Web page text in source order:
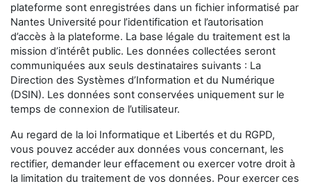
plateforme sont enregistrées dans un fichier informatisé par
Nantes Université pour l’identification et l’autorisation
d’accès à la plateforme. La base légale du traitement est la
mission d’intérêt public. Les données collectées seront
communiquées aux seuls destinataires suivants : La
Direction des Systèmes d’Information et du Numérique
(DSIN). Les données sont conservées uniquement sur le
temps de connexion de l’utilisateur.
Au regard de la loi Informatique et Libertés et du RGPD,
vous pouvez accéder aux données vous concernant, les
rectifier, demander leur effacement ou exercer votre droit à
la limitation du traitement de vos données. Pour exercer ces